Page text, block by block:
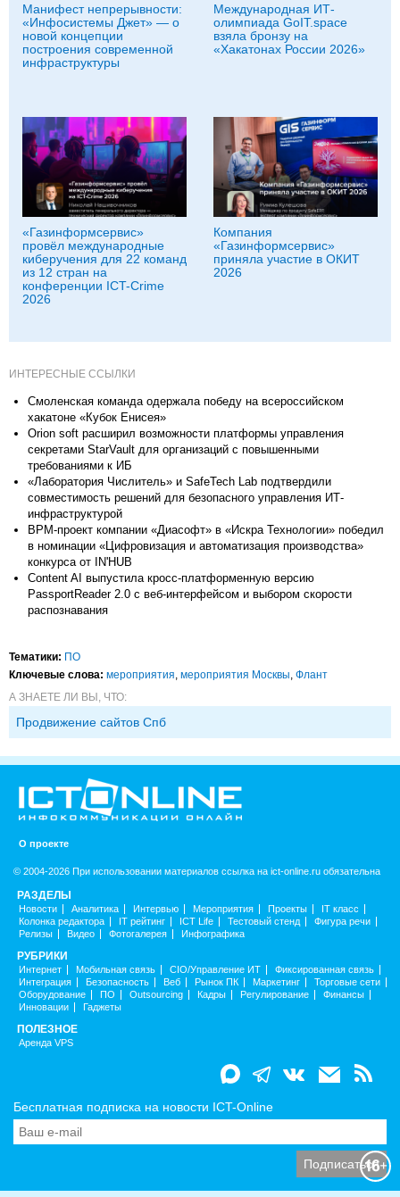
Манифест непрерывности:
«Инфосистемы Джет» — о
новой концепции
построения современной
инфраструктуры
Международная ИТ-
олимпиада GoIT.space
взяла бронзу на
«Хакатонах России 2026»
«Газинформсервис»
провёл международные
киберучения для 22 команд
из 12 стран на
конференции ICT-Crime
2026
Компания
«Газинформсервис»
приняла участие в ОКИТ
2026
ИНТЕРЕСНЫЕ ССЫЛКИ
Смоленская команда одержала победу на всероссийском
хакатоне «Кубок Енисея»
Orion soft расширил возможности платформы управления
секретами StarVault для организаций с повышенными
требованиями к ИБ
«Лаборатория Числитель» и SafeTech Lab подтвердили
совместимость решений для безопасного управления ИТ-
инфраструктурой
BPM-проект компании «Диасофт» в «Искра Технологии» победил
в номинации «Цифровизация и автоматизация производства»
конкурса от IN'HUB
Content AI выпустила кросс-платформенную версию
PassportReader 2.0 с веб-интерфейсом и выбором скорости
распознавания
Тематики: ПО
Ключевые слова: мероприятия мероприятия Москвы Флант
А ЗНАЕТЕ ЛИ ВЫ, ЧТО:
Продвижение сайтов Спб
О проекте
© 2004-2026 При использовании материалов ссылка на ict-online.ru обязательна
РАЗДЕЛЫ
Новости Аналитика Интервью Мероприятия Проекты
IT класс
Колонка редактора
IT рейтинг ICT Life Тестовый стенд
Фигура речи
Релизы
Видео Фотогалерея Инфографика
РУБРИКИ
Интернет Мобильная связь CIO/Управление ИТ
Фиксированная связь
Интеграция
Безопасность Веб Рынок ПК Маркетинг
Торговые сети
Оборудование
ПО Outsourcing Кадры Регулирование
Финансы
Инновации
Гаджеты
ПОЛЕЗНОЕ
Аренда VPS
Бесплатная подписка на новости ICT-Online